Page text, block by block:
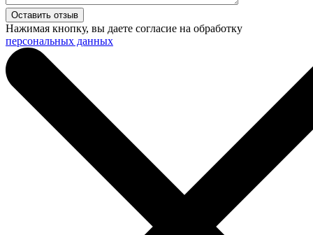
Нажимая кнопку, вы даете согласие на обработку
персональных данных